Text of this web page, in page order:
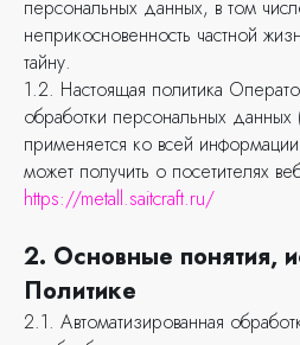
персональных данных, в том
неприкосновенность частной
тайну.
1.2. Настоящая политика
обработки персональных
применяется ко всей
может получить о посетителях
https://metall.saitcraft.ru/
2. Основные понятия,
Политике
2.1. Автоматизированная